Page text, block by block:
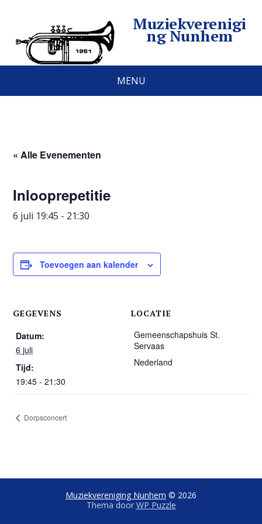
Muziekverenigi
ng Nunhem
MENU
« Alle Evenementen
Inlooprepetitie
6 juli 19:45 - 21:30
Toevoegen aan kalender
GEGEVENS
Datum:
6 juli
Tijd:
19:45 - 21:30
LOCATIE
Gemeenschapshuis St.
Servaas
Nederland
Dorpsconcert
Muziekvereniging Nunhem © 2026
Thema door WP Puzzle